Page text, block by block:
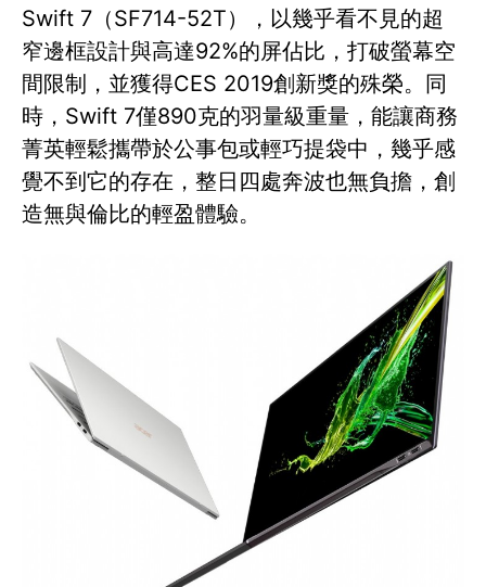
Swift 7（SF714-52T），以幾乎看不見的超
窄邊框設計與高達92%的屏佔比，打破螢幕空
間限制，並獲得CES 2019創新獎的殊榮。同
時，Swift 7僅890克的羽量級重量，能讓商務
菁英輕鬆攜帶於公事包或輕巧提袋中，幾乎感
覺不到它的存在，整日四處奔波也無負擔，創
造無與倫比的輕盈體驗。